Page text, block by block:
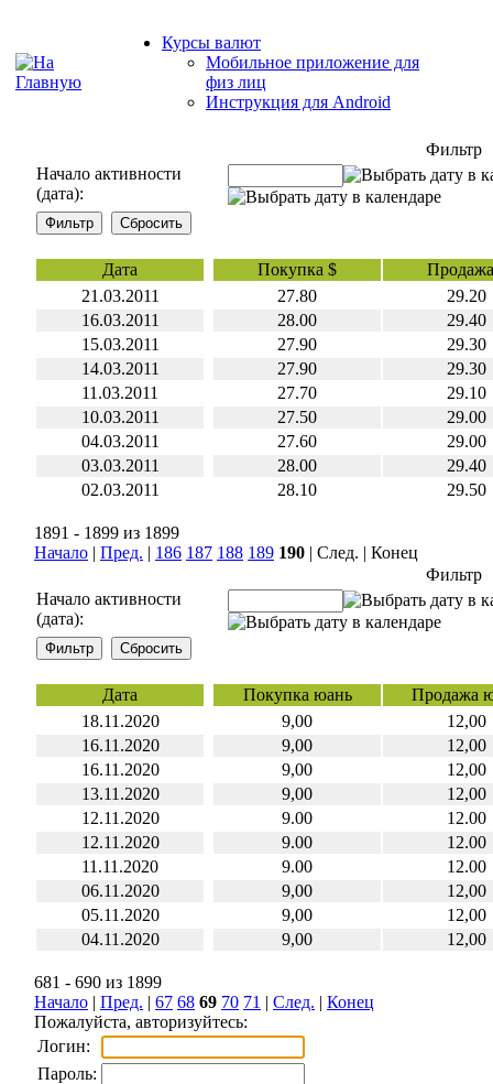
Курсы валют
Мобильное приложение для
физ лиц
Инструкция для Android
Фильтр
Начало активности
(дата):
Дата Покупка $
21.03.2011
27.80
29.20
16.03.2011
28.00
29.40
15.03.2011
27.90
29.30
14.03.2011
27.90
29.30
11.03.2011
27.70
29.10
10.03.2011
27.50
29.00
04.03.2011
27.60
29.00
03.03.2011
28.00
29.40
02.03.2011
28.10 29.50
1891 - 1899 из 1899
Начало | Пред. | 186 187 188 189 190 | След. | Конец
Фильтр
Начало активности
(дата):
Дата Покупка юань
Продажа
18.11.2020
9,00
12,00
16.11.2020
9,00
12,00
16.11.2020
9,00
12,00
13.11.2020
9,00
12,00
12.11.2020
9.00
12.00
12.11.2020
9.00
12.00
11.11.2020
9.00
12.00
06.11.2020
9,00
12,00
05.11.2020
9,00
12,00
04.11.2020
9,00 12,00
681 - 690 из 1899
Начало | Пред. | 67 68 69 70 71 | След. | Конец
Пожалуйста, авторизуйтесь:
Логин:
Пароль: